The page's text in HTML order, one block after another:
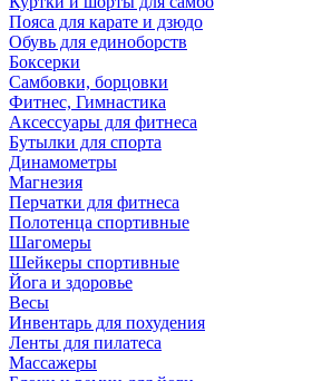
Пояса для карате и дзюдо
Обувь для единоборств
Боксерки
Самбовки, борцовки
Фитнес, Гимнастика
Аксессуары для фитнеса
Бутылки для спорта
Динамометры
Магнезия
Перчатки для фитнеса
Полотенца спортивные
Шагомеры
Шейкеры спортивные
Йога и здоровье
Весы
Инвентарь для похудения
Ленты для пилатеса
Массажеры